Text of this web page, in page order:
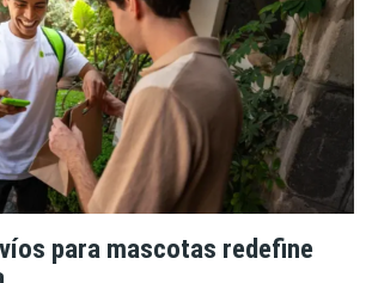
para mascotas redefine